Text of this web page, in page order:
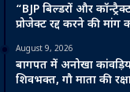
“BJP बिल्डरों और
प्रोजेक्ट रद्द करने की मांग
August 9, 2026
बागपत में अनोखा
शिवभक्त, गौ माता की